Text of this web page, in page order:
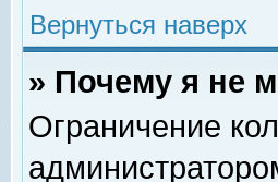
Вернуться наверх
» Почему я не
Ограничение